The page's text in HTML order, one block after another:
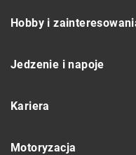
Hobby i
Jedzenie i napoje
Kariera
Motoryzacja